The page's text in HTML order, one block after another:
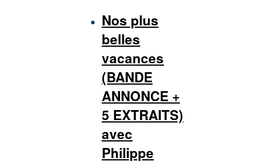
Nos plus
belles
vacances
(BANDE
ANNONCE +
5 EXTRAITS)
avec
Philippe